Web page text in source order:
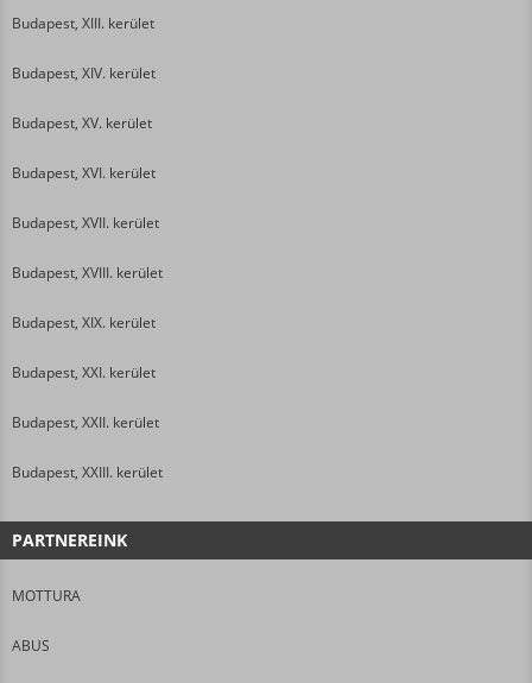
Budapest, XIII. kerület
Budapest, XIV. kerület
Budapest, XV. kerület
Budapest, XVI. kerület
Budapest, XVII. kerület
Budapest, XVIII. kerület
Budapest, XIX. kerület
Budapest, XXI. kerület
Budapest, XXII. kerület
Budapest, XXIII. kerület
PARTNEREINK
MOTTURA
ABUS